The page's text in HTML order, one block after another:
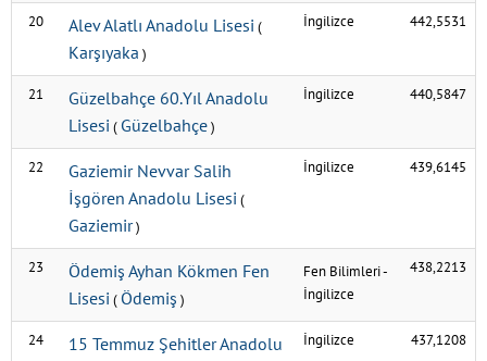
20 Alev Alatlı Anadolu Lisesi (
Karşıyaka )
İngilizce 442,5531
21
Güzelbahçe 60.Yıl Anadolu
Lisesi ( Güzelbahçe)
İngilizce 440,5847
22
Gaziemir Nevvar Salih
İşgören Anadolu Lisesi (
Gaziemir)
İngilizce 439,6145
23
Ödemiş Ayhan Kökmen Fen
Lisesi ( Ödemiş )
Fen Bilimleri-
İngilizce
438,2213
24
15 Temmuz Şehitler Anadolu
İngilizce 437,1208